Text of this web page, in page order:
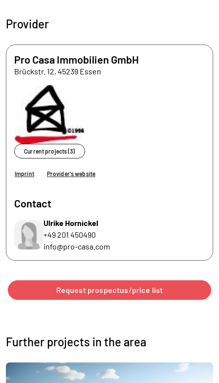
Provider
Pro Casa Immobilien GmbH
Brückstr. 12, 45239 Essen
Current projects (3)
Imprint Provider's website
Contact
Ulrike Hornickel
+49 201 450490
info@pro-casa.com
Request prospectus/price list
Further projects in the area